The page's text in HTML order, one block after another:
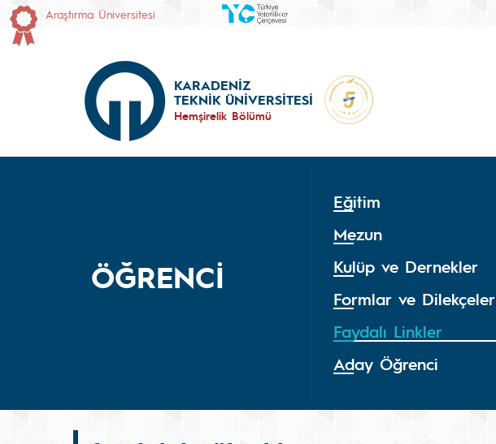
Araştırma Üniversitesi
KARADENİZ
TEKNİK ÜNİVERSİTESİ
Hemşirelik Bölümü
ÖĞRENCİ
Eğitim
Mezun
Kulüp ve Dernekler
Formlar ve Dilekçeler
Faydalı Linkler
Aday Öğrenci